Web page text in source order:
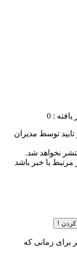
یافته : 0
توسط مدیران
نخواهد شد.
مرتبط با خبر باشد
کردن !
برای زمانی که